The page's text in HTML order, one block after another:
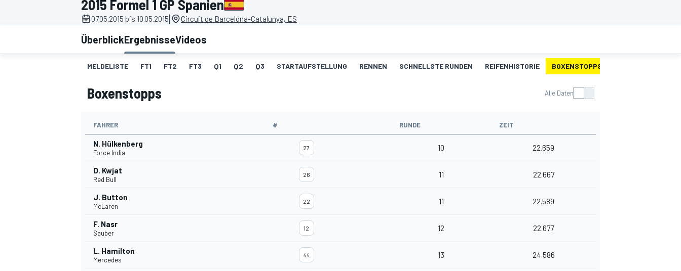
MOTOGP
2015 Formel 1 GP Spanien
07.05.2015 bis 10.05.2015| Circuit de Barcelona-Catalunya, ES
ÜberblickErgebnisseVideos
MELDELISTE FT1 FT2 FT3 Q1 Q2 Q3 STARTAUFSTELLUNG RENNEN SCHNELLSTE RUNDEN REIFENHISTORIE BOXENSTOPPS
Boxenstopps Alle Daten
FAHRER # RUNDE ZEIT
N. Hülkenberg
Force India
27 10 22.659
D. Kwjat
Red Bull
26 11 22.667
J. Button
McLaren
22 11 22.589
F. Nasr
Sauber
12 12 22.677
L. Hamilton
Mercedes
44 13 24.586